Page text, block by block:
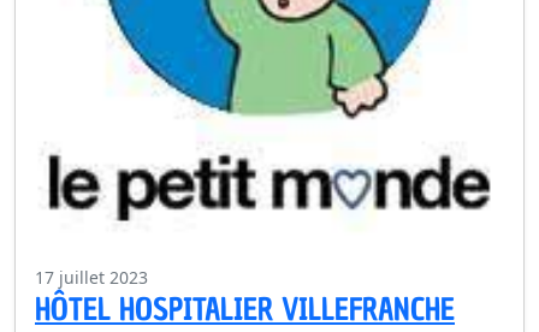
17 juillet 2023
HÔTEL HOSPITALIER VILLEFRANCHE